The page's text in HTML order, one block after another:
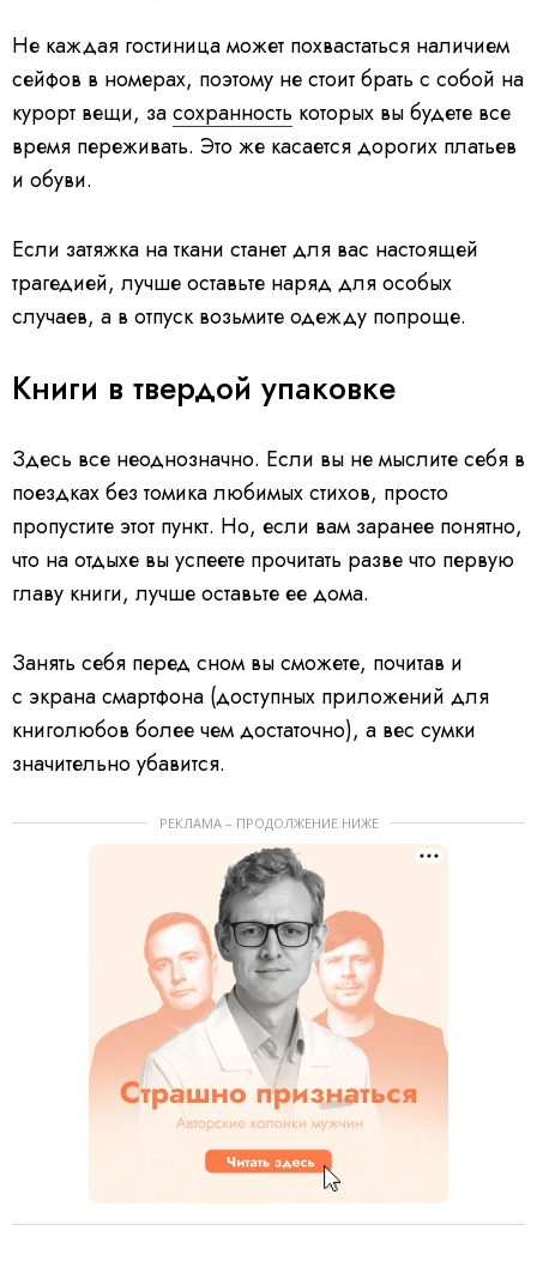
Не каждая гостиница может похвастаться наличием
сейфов в номерах, поэтому не стоит брать с собой на
курорт вещи, засохранность которых вы будете все
время переживать. Это же касается дорогих платьев
и обуви.
Если затяжка на ткани станет для вас настоящей
трагедией, лучше оставьте наряд для особых
случаев, а в отпуск возьмите одежду попроще.
Книги в твердой упаковке
Здесь все неоднозначно. Если вы не мыслите себя в
поездках без томика любимых стихов, просто
пропустите этот пункт. Но, если вам заранее понятно,
что на отдыхе вы успеете прочитать разве что первую
главу книги, лучше оставьте ее дома.
Занять себя перед сном вы сможете, почитав и
с экрана смартфона (доступных приложений для
книголюбов более чем достаточно), а вес сумки
значительно убавится.
РЕКЛАМА – ПРОДОЛЖЕНИЕ НИЖЕ